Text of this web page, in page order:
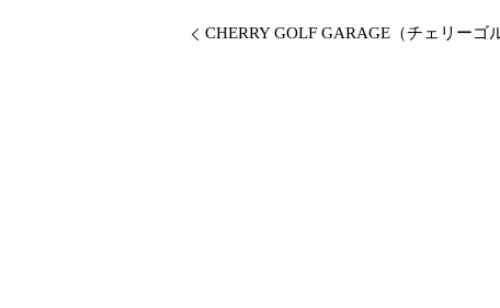
CHERRY GOLF GARAGE（チェリーゴ